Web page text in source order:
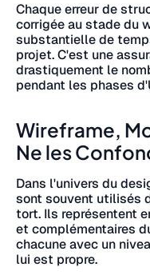
Chaque erreur de
corrigée au stade du
substantielle de
projet. C'est une
drastiquement le
pendant les phases
Wireframe,
Ne les
Dans l'univers du
sont souvent utilisés
tort. Ils représentent
et complémentaires
chacune avec un
lui est propre.